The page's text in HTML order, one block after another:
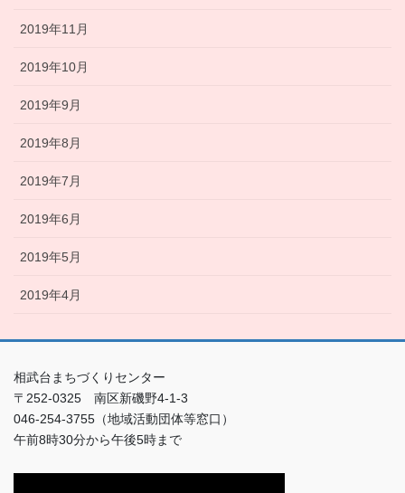
2019年11月
2019年10月
2019年9月
2019年8月
2019年7月
2019年6月
2019年5月
2019年4月
相武台まちづくりセンター
〒252-0325 南区新磯野4-1-3
046-254-3755（地域活動団体等窓口）
午前8時30分から午後5時まで